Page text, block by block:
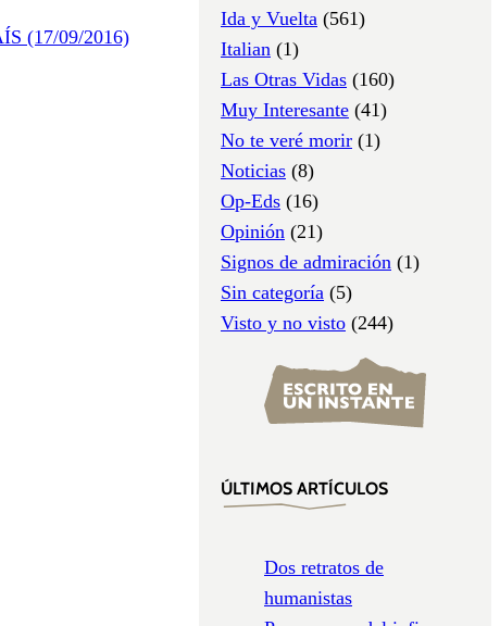
(17/09/2016)
Ida y Vuelta (561)
Italian (1)
Las Otras Vidas (160)
Muy Interesante (41)
No te veré morir (1)
Noticias (8)
Op-Eds (16)
Opinión (21)
Signos de admiración (1)
Sin categoría (5)
Visto y no visto (244)
ÚLTIMOS ARTÍCULOS
Dos retratos de
humanistas